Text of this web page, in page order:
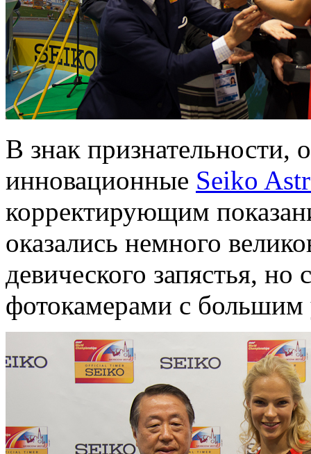
В знак
инновационные Seiko
корректирующим
оказались немного
девического запястья, но
фотокамерами с большим